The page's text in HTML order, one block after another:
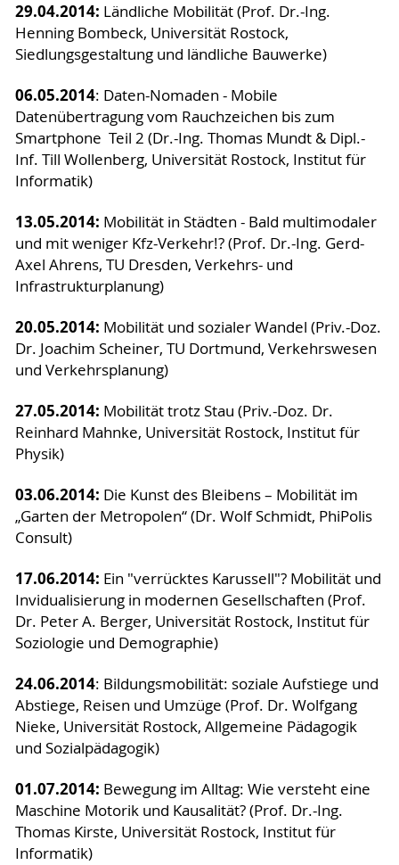
29.04.2014: Ländliche Mobilität (Prof. Dr.-Ing.
Henning Bombeck, Universität Rostock,
Siedlungsgestaltung und ländliche Bauwerke)
06.05.2014: Daten-Nomaden - Mobile
Datenübertragung vom Rauchzeichen bis zum
Smartphone Teil 2 (Dr.-Ing. Thomas Mundt & Dipl.-
Inf. Till Wollenberg, Universität Rostock, Institut für
Informatik)
13.05.2014: Mobilität in Städten - Bald multimodaler
und mit weniger Kfz-Verkehr!? (Prof. Dr.-Ing. Gerd-
Axel Ahrens, TU Dresden, Verkehrs- und
Infrastrukturplanung)
20.05.2014: Mobilität und sozialer Wandel (Priv.-Doz.
Dr. Joachim Scheiner, TU Dortmund, Verkehrswesen
und Verkehrsplanung)
27.05.2014: Mobilität trotz Stau (Priv.-Doz. Dr.
Reinhard Mahnke, Universität Rostock, Institut für
Physik)
03.06.2014: Die Kunst des Bleibens – Mobilität im
„Garten der Metropolen“ (Dr. Wolf Schmidt, PhiPolis
Consult)
17.06.2014: Ein "verrücktes Karussell"? Mobilität und
Invidualisierung in modernen Gesellschaften (Prof.
Dr. Peter A. Berger, Universität Rostock, Institut für
Soziologie und Demographie)
24.06.2014: Bildungsmobilität: soziale Aufstiege und
Abstiege, Reisen und Umzüge (Prof. Dr. Wolfgang
Nieke, Universität Rostock, Allgemeine Pädagogik
und Sozialpädagogik)
01.07.2014: Bewegung im Alltag: Wie versteht eine
Maschine Motorik und Kausalität? (Prof. Dr.-Ing.
Thomas Kirste, Universität Rostock, Institut für
Informatik)